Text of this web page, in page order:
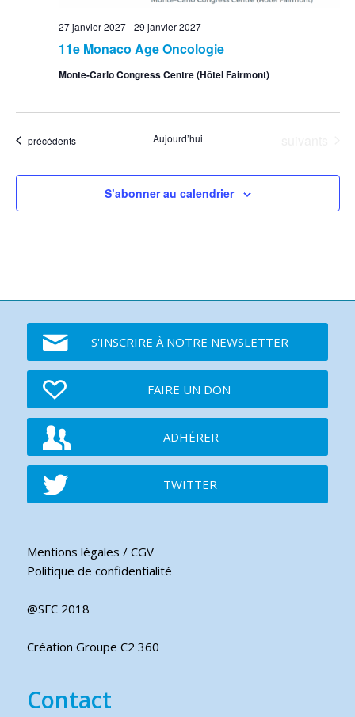
11e Monaco Age Oncologie
27 janvier 2027-29 janvier 2027
Monte-Carlo Congress Centre (Hôtel Fairmont)
Événements
précédents Aujourd’hui
S’abonner au calendrier
S'INSCRIRE À NOTRE NEWSLETTER
FAIRE UN DON
ADHÉRER
TWITTER
Mentions légales / CGV
Politique de confidentialité
@SFC 2018
Création Groupe C2 360
Contact